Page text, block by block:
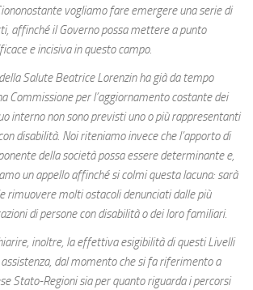
vogliamo fare emergere una serie di
affinché il Governo possa mettere a punto
e incisiva in questo campo.
Salute Beatrice Lorenzin ha già da tempo
Commissione per l’aggiornamento costante dei
interno non sono previsti uno o più rappresentanti
disabilità. Noi riteniamo invece che l’apporto di
della società possa essere determinante e,
un appello affinché si colmi questa lacuna: sarà
rimuovere molti ostacoli denunciati dalle più
di persone con disabilità o dei loro familiari.
inoltre, la effettiva esigibilità di questi Livelli
assistenza, dal momento che si fa riferimento a
Stato-Regioni sia per quanto riguarda i percorsi